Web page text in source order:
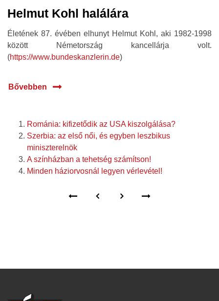
Helmut Kohl halálára
Életének 87. évében elhunyt Helmut Kohl, aki 1982-1998
között Németország kancellárja volt.
(https://www.bundeskanzlerin.de)
Bővebben
Románia: kifizetődik az USA kiszolgálása?
Szerbia: az első női, és egyben leszbikus
miniszterelnök
A színházban a tehetség számítson!
Minden háziorvosnál legyen vérlevétel!